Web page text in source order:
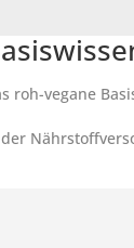
roh-vegane